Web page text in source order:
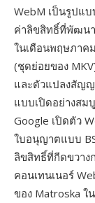
WebM เป็นรูปแ
ค่าลิขสิทธิ์ที่พัฒน
ในเดือนพฤษภาค
(ชุดย่อยของ
และตัวแปลงสัญญ
แบบเปิดอย่างสม
Google เปิดตัว
ใบอนุญาตแบบ
ลิขสิทธิ์ที่กีดขวาง
คอนเทนเนอร์
ของ Matroska ใ